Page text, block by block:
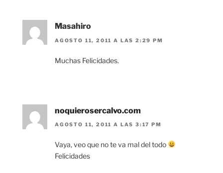
Masahiro
AGOSTO 11, 2011 A LAS 2:29 PM
Muchas Felicidades.
noquierosercalvo.com
AGOSTO 11, 2011 A LAS 3:17 PM
Vaya, veo que no te va mal del todo
Felicidades